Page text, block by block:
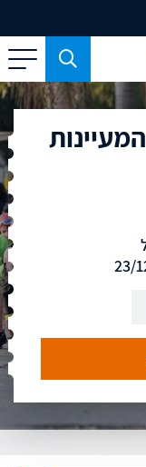
כפתור
משמש
עבור
מכשירים
בעלי